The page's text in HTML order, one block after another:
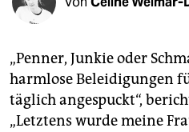
unterstützen
abo
genossenschaft
epaper login
„Penner, Junkie oder
harmlose Beleidigungen
täglich angespuckt“,
„Letztens wurde meine